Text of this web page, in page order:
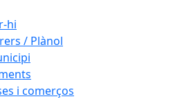
hi
/ Plànol
i comerços